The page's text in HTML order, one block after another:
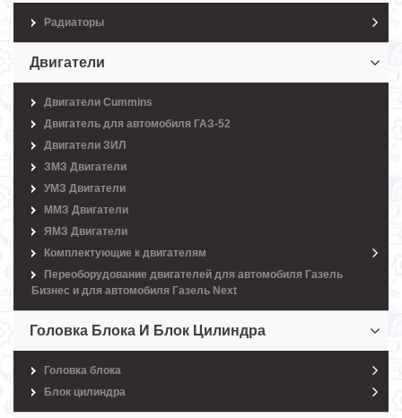
Радиаторы
Двигатели
Двигатели Cummins
Двигатель для автомобиля ГАЗ-52
Двигатели ЗИЛ
ЗМЗ Двигатели
УМЗ Двигатели
ММЗ Двигатели
ЯМЗ Двигатели
Комплектующие к двигателям
Переоборудование двигателей для автомобиля Газель
Бизнес и для автомобиля Газель Next
Головка Блока И Блок Цилиндра
Головка блока
Блок цилиндра